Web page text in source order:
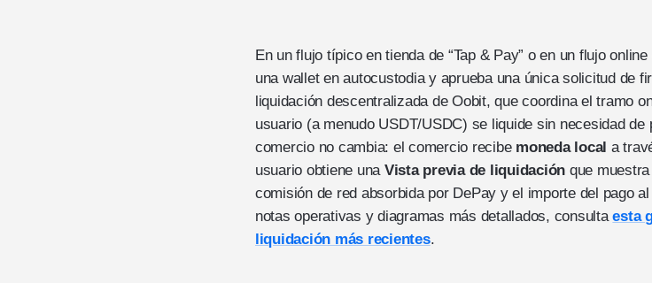
En un flujo típico en tienda de “Tap & Pay” o en un flujo
una wallet en autocustodia y aprueba una única solicitud de
liquidación descentralizada de Oobit, que coordina el tramo
usuario (a menudo USDT/USDC) se liquide sin necesidad
comercio no cambia: el comercio recibe moneda local a
usuario obtiene una Vista previa de liquidación que
comisión de red absorbida por DePay y el importe del pago
notas operativas y diagramas más detallados, consultaesta
liquidación más recientes.